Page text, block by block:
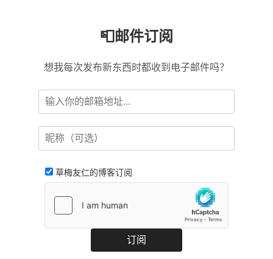
📮邮件订阅
想我每次发布新东西时都收到电子邮件吗？
草梅友仁的博客订阅